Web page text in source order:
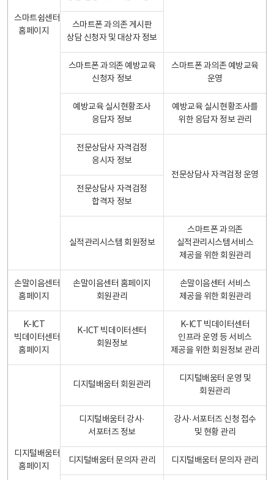
스마트쉼센터
홈페이지
스마트폰 과의존 게시판
상담 신청자 및 대상자 정보
스마트폰 과의존 예방교육
신청자 정보
스마트폰 과의존 예방교육
운영
예방교육 실시현황조사
응답자 정보
예방교육 실시현황조사를
위한 응답자 정보 관리
전문상담사 자격검정
응시자 정보
전문상담사 자격검정 운영
전문상담사 자격검정
합격자 정보
실적관리시스템 회원정보
스마트폰 과의존
실적관리시스템서비스
제공을 위한 회원관리
손말이음센터
홈페이지
손말이음센터 홈페이지
회원관리
손말이음센터 서비스
제공을 위한 회원관리
K-ICT
빅데이터센터
홈페이지
K-ICT 빅데이터센터
회원정보
K-ICT 빅데이터센터
인프라 운영 등 서비스
제공을 위한 회원정보 관리
디지털배움터
홈페이지
디지털배움터 회원관리
디지털배움터 운영 및
회원관리
디지털배움터 강사·
서포터즈 정보
강사·서포터즈 신청 접수
및 현황 관리
디지털배움터 문의자 관리 디지털배움터 문의자 관리